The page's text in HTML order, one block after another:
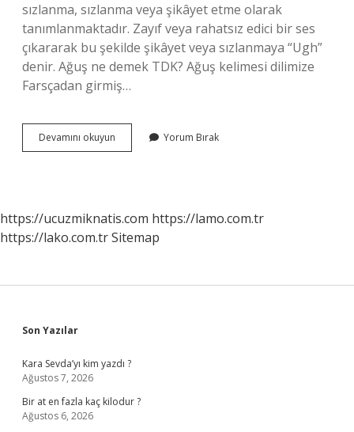
sızlanma, sızlanma veya şikâyet etme olarak
tanımlanmaktadır. Zayıf veya rahatsız edici bir ses
çıkararak bu şekilde şikâyet veya sızlanmaya “Ugh”
denir. Ağuş ne demek TDK? Ağuş kelimesi dilimize
Farsçadan girmiş…
Devamını okuyun
Olmak
Yorum Bırak
https://ucuzmiknatis.com https://lamo.com.tr
https://lako.com.trSitemap
Sidebar
Son Yazılar
Kara Sevda’yı kim yazdı ?
Ağustos 7, 2026
Bir at en fazla kaç kilodur ?
Ağustos 6, 2026